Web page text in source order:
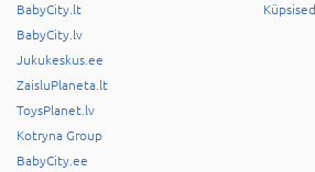
BabyCity.lt
BabyCity.lv
Jukukeskus.ee
ZaisluPlaneta.lt
ToysPlanet.lv
Kotryna Group
BabyCity.ee
Küpsised